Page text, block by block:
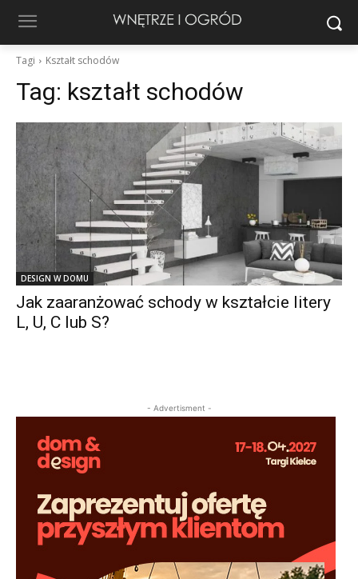
Tagi Kształt schodów
Tag: kształt schodów
DESIGN W DOMU
Jak zaaranżować schody w kształcie litery
L, U, C lub S?
- Advertisment -